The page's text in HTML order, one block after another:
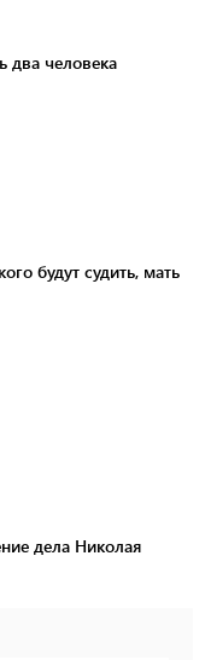
два человека
будут судить, мать
дела Николая